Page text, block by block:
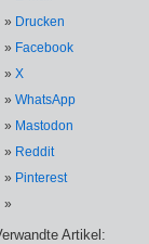
Drucken
Facebook
X
WhatsApp
Mastodon
Reddit
Pinterest
Artikel: